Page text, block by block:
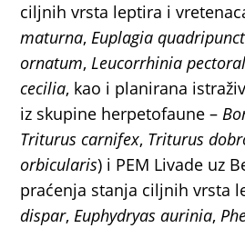
ciljnih vrsta leptira i
maturna,Euplagia
ornatum,Leucorrhinia
cecilia, kao i planirana
iz skupine herpetofaune –
Triturus carnifex, Triturus
orbicularis) i PEM Livade uz
praćenja stanja ciljnih vrsta
dispar,Euphydryas aurinia,